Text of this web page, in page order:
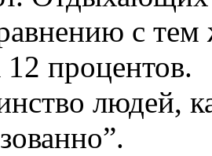
с тем
процентов.
людей,